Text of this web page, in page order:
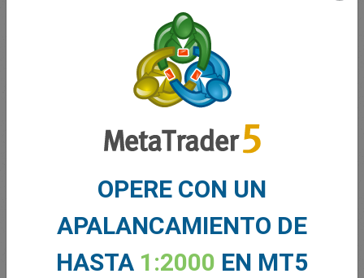
corto plazo en los mercados de energía.
Estos factores no sólo influyeron en el sentimiento del
mercado, sino que también ofrecieron nuevas
oportunidades a los operadores para navegar y aprovechar
los cambios del mercado en el cuarto trimestre de 2024.
2025 y más allá
«Este trimestre ha demostrado la agilidad de nuestros
clientes», declaróNikos Antoniades, Director Ejecutivo
OPERE CON UN
APALANCAMIENTO DE
HASTA 1:2000 EN MT5